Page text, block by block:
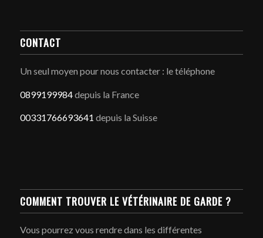
CONTACT
Un seul moyen pour nous contacter : le téléphone
0899199984depuis la France
00331766693641 depuis la Suisse
COMMENT TROUVER LE VÉTÉRINAIRE DE GARDE ?
Vous pourrez vous rendre dans les différentes